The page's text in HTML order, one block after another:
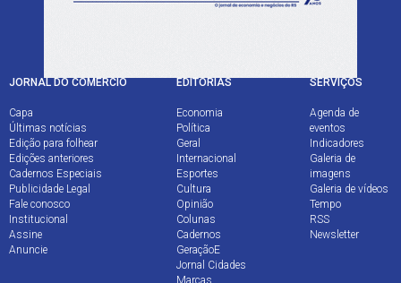
Porto Alegre - RS - CEP 90040-001
JORNAL DO COMÉRCIO
Capa
Últimas notícias
Edição para folhear
Edições anteriores
Cadernos Especiais
Publicidade Legal
Fale conosco
Institucional
Assine
Anuncie
EDITORIAS
Economia
Política
Geral
Internacional
Esportes
Cultura
Opinião
Colunas
Cadernos
GeraçãoE
Jornal Cidades
SERVIÇOS
Agenda de
eventos
Indicadores
Galeria de
imagens
Galeria de vídeos
Tempo
RSS
Newsletter